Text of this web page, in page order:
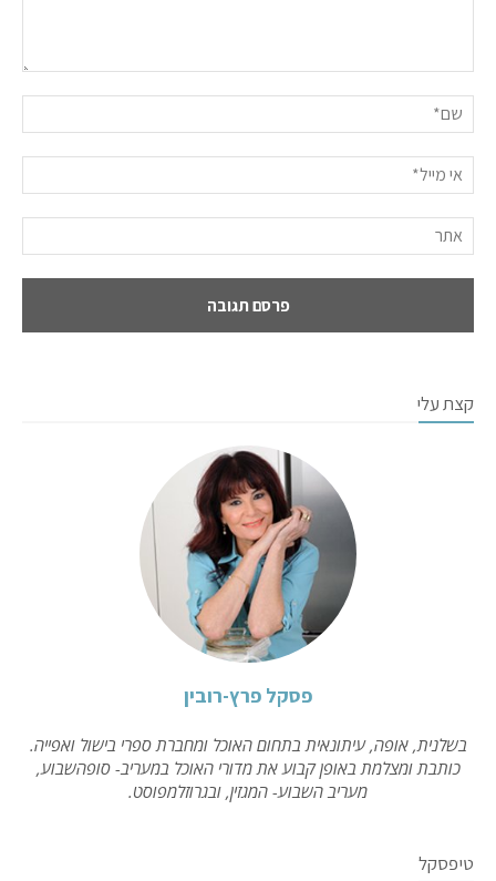
קצת עלי
פסקל פרץ-רובין
בשלנית, אופה, עיתונאית בתחום האוכל ומחברת ספרי בישול ואפייה.
כותבת ומצלמת באופן קבוע את מדורי האוכל במעריב- סופהשבוע,
מעריב השבוע- המגזין, ובגרוזלמפוסט.
טיפסקל